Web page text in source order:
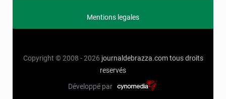
Mentions legales
Copyright © 2008 - 2026 journaldebrazza.com tous droits
reservés
Développé par